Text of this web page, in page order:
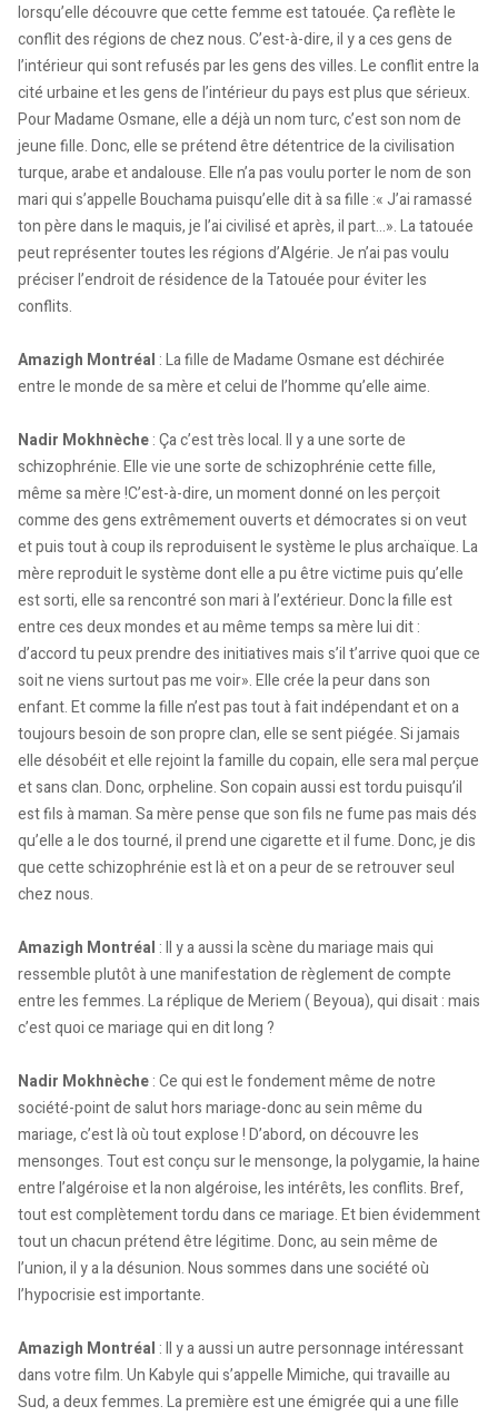
lorsqu’elle découvre que cette femme est tatouée. Ça reflète le
conflit des régions de chez nous. C’est-à-dire, il y a ces gens de
l’intérieur qui sont refusés par les gens des villes. Le conflit entre la
cité urbaine et les gens de l’intérieur du pays est plus que sérieux.
Pour Madame Osmane, elle a déjà un nom turc, c’est son nom de
jeune fille. Donc, elle se prétend être détentrice de la civilisation
turque, arabe et andalouse. Elle n’a pas voulu porter le nom de son
mari qui s’appelle Bouchama puisqu’elle dit à sa fille :« J’ai ramassé
ton père dans le maquis, je l’ai civilisé et après, il part…». La tatouée
peut représenter toutes les régions d’Algérie. Je n’ai pas voulu
préciser l’endroit de résidence de la Tatouée pour éviter les
conflits.
Amazigh Montréal : La fille de Madame Osmane est déchirée
entre le monde de sa mère et celui de l’homme qu’elle aime.
Nadir Mokhnèche: Ça c’est très local. Il y a une sorte de
schizophrénie. Elle vie une sorte de schizophrénie cette fille,
même sa mère !C’est-à-dire, un moment donné on les perçoit
comme des gens extrêmement ouverts et démocrates si on veut
et puis tout à coup ils reproduisent le système le plus archaïque. La
mère reproduit le système dont elle a pu être victime puis qu’elle
est sorti, elle sa rencontré son mari à l’extérieur. Donc la fille est
entre ces deux mondes et au même temps sa mère lui dit :
d’accord tu peux prendre des initiatives mais s’il t’arrive quoi que ce
soit ne viens surtout pas me voir». Elle crée la peur dans son
enfant. Et comme la fille n’est pas tout à fait indépendant et on a
toujours besoin de son propre clan, elle se sent piégée. Si jamais
elle désobéit et elle rejoint la famille du copain, elle sera mal perçue
et sans clan. Donc, orpheline. Son copain aussi est tordu puisqu’il
est fils à maman. Sa mère pense que son fils ne fume pas mais dés
qu’elle a le dos tourné, il prend une cigarette et il fume. Donc, je dis
que cette schizophrénie est là et on a peur de se retrouver seul
chez nous.
Amazigh Montréal : Il y a aussi la scène du mariage mais qui
ressemble plutôt à une manifestation de règlement de compte
entre les femmes. La réplique de Meriem ( Beyoua), qui disait : mais
c’est quoi ce mariage qui en dit long ?
Nadir Mokhnèche: Ce qui est le fondement même de notre
société-point de salut hors mariage-donc au sein même du
mariage, c’est là où tout explose ! D’abord, on découvre les
mensonges. Tout est conçu sur le mensonge, la polygamie, la haine
entre l’algéroise et la non algéroise, les intérêts, les conflits. Bref,
tout est complètement tordu dans ce mariage. Et bien évidemment
tout un chacun prétend être légitime. Donc, au sein même de
l’union, il y a la désunion. Nous sommes dans une société où
l’hypocrisie est importante.
Amazigh Montréal : Il y a aussi un autre personnage intéressant
dans votre film. Un Kabyle qui s’appelle Mimiche, qui travaille au
Sud, a deux femmes. La première est une émigrée qui a une fille